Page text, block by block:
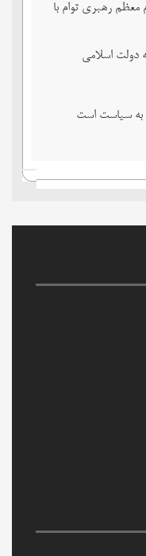
معظم رهبری توام با
دولت اسلامی
سیاست است